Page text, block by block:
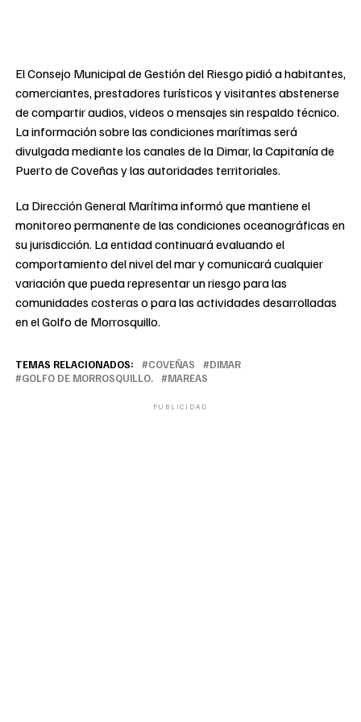
El Consejo Municipal de Gestión del Riesgo pidió a habitantes,
comerciantes, prestadores turísticos y visitantes abstenerse
de compartir audios, videos o mensajes sin respaldo técnico.
La información sobre las condiciones marítimas será
divulgada mediante los canales de la Dimar, la Capitanía de
Puerto de Coveñas y las autoridades territoriales.
La Dirección General Marítima informó que mantiene el
monitoreo permanente de las condiciones oceanográficas en
su jurisdicción. La entidad continuará evaluando el
comportamiento del nivel del mar y comunicará cualquier
variación que pueda representar un riesgo para las
comunidades costeras o para las actividades desarrolladas
en el Golfo de Morrosquillo.
TEMAS RELACIONADOS: COVEÑAS
DIMAR
GOLFO DE MORROSQUILLO.
MAREAS
PUBLICIDAD